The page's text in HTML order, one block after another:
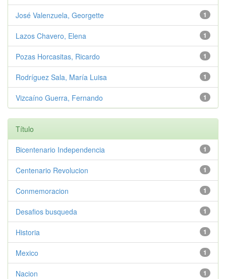
1
José Valenzuela, Georgette
1
Lazos Chavero, Elena
1
Pozas Horcasitas, Ricardo
1
Rodríguez Sala, María Luisa
1
Vizcaíno Guerra, Fernando
Título
1
Bicentenario Independencia
1
Centenario Revolucion
1
Conmemoracion
1
Desafios busqueda
1
Historia
1
Mexico
1
Nacion